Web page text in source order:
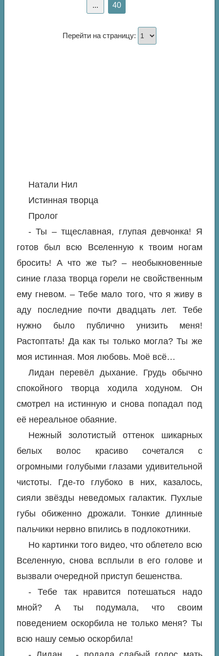
... 40
Перейти на страницу:
Натали Нил
Истинная творца
Пролог
- Ты – тщеславная, глупая девчонка! Я
готов был всю Вселенную к твоим ногам
бросить! А что же ты? – необыкновенные
синие глаза творца горели не свойственным
ему гневом. – Тебе мало того, что я живу в
аду последние почти двадцать лет. Тебе
нужно было публично унизить меня!
Растоптать! Да как ты только могла? Ты же
моя истинная. Моя любовь. Моё всё…
Лидан перевёл дыхание. Грудь обычно
спокойного творца ходила ходуном. Он
смотрел на истинную и снова попадал под
её нереальное обаяние.
Нежный золотистый оттенок шикарных
белых волос красиво сочетался с
огромными голубыми глазами удивительной
чистоты. Где-то глубоко в них, казалось,
сияли звёзды неведомых галактик. Пухлые
губы обиженно дрожали. Тонкие длинные
пальчики нервно впились в подлокотники.
Но картинки того видео, что облетело всю
Вселенную, снова всплыли в его голове и
вызвали очередной приступ бешенства.
- Тебе так нравится потешаться надо
мной? А ты подумала, что своим
поведением оскорбила не только меня? Ты
всю нашу семью оскорбила!